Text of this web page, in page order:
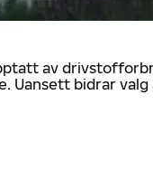
av
Uansett bidrar